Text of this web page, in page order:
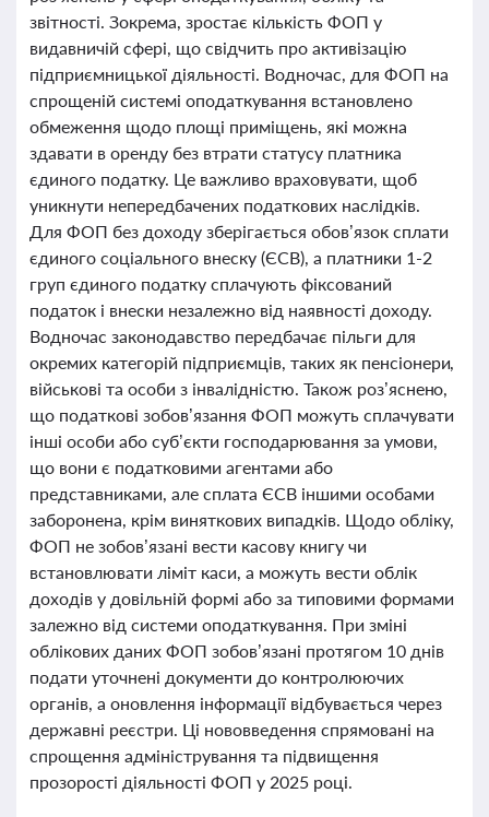
звітності. Зокрема, зростає кількість ФОП у
видавничій сфері, що свідчить про активізацію
підприємницької діяльності. Водночас, для ФОП на
спрощеній системі оподаткування встановлено
обмеження щодо площі приміщень, які можна
здавати в оренду без втрати статусу платника
єдиного податку. Це важливо враховувати, щоб
уникнути непередбачених податкових наслідків.
Для ФОП без доходу зберігається обов’язок сплати
єдиного соціального внеску (ЄСВ), а платники 1-2
груп єдиного податку сплачують фіксований
податок і внески незалежно від наявності доходу.
Водночас законодавство передбачає пільги для
окремих категорій підприємців, таких як пенсіонери,
військові та особи з інвалідністю. Також роз’яснено,
що податкові зобов’язання ФОП можуть сплачувати
інші особи або суб’єкти господарювання за умови,
що вони є податковими агентами або
представниками, але сплата ЄСВ іншими особами
заборонена, крім виняткових випадків. Щодо обліку,
ФОП не зобов’язані вести касову книгу чи
встановлювати ліміт каси, а можуть вести облік
доходів у довільній формі або за типовими формами
залежно від системи оподаткування. При зміні
облікових даних ФОП зобов’язані протягом 10 днів
подати уточнені документи до контролюючих
органів, а оновлення інформації відбувається через
державні реєстри. Ці нововведення спрямовані на
спрощення адміністрування та підвищення
прозорості діяльності ФОП у 2025 році.